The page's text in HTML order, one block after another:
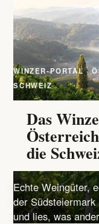
WINZER-PORTAL ·
SCHWEIZ
Das
die
Echte Weingüter,
der
und lies, was